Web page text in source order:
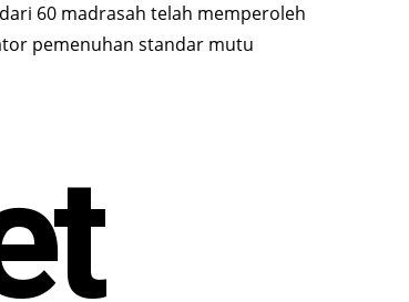
60 madrasah telah memperoleh
pemenuhan standar mutu